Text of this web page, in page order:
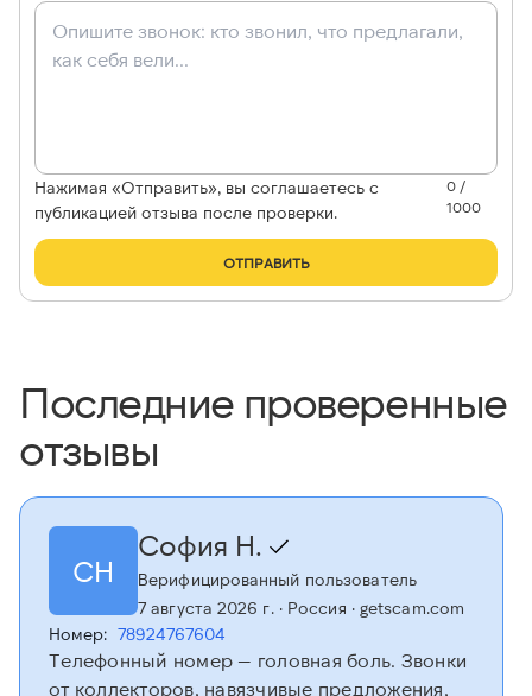
Нажимая «Отправить», вы соглашаетесь с
публикацией отзыва после проверки.
0 /
1000
ОТПРАВИТЬ
Последние проверенные
отзывы
СН
София Н.
Верифицированный пользователь
7 августа 2026 г.· Россия · getscam.com
Номер: 78924767604
Телефонный номер — головная боль. Звонки
от коллекторов, навязчивые предложения,